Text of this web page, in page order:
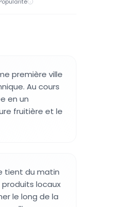
première ville
Au cours
en un
fruitière et le
tient du matin
locaux
le long de la